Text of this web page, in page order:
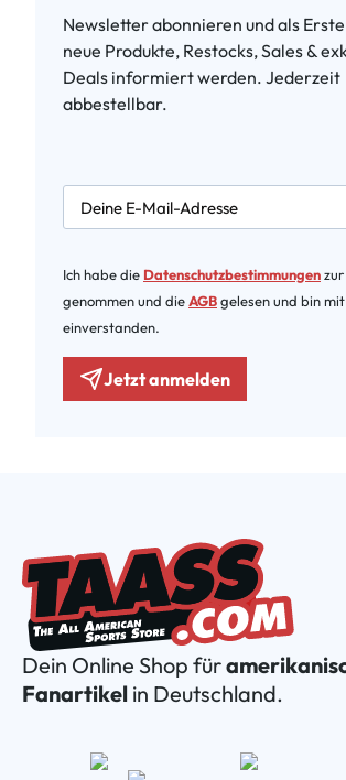
Newsletter abonnieren und als
neue Produkte, Restocks, Sales &
Deals informiert werden. Jederzeit
abbestellbar.
newsletter.labelEmail
Ich habe die Datenschutzbestimmungen
genommen und dieAGBgelesen und bin
einverstanden.
Jetzt anmelden
Dein Online Shop für
Fanartikel in Deutschland.